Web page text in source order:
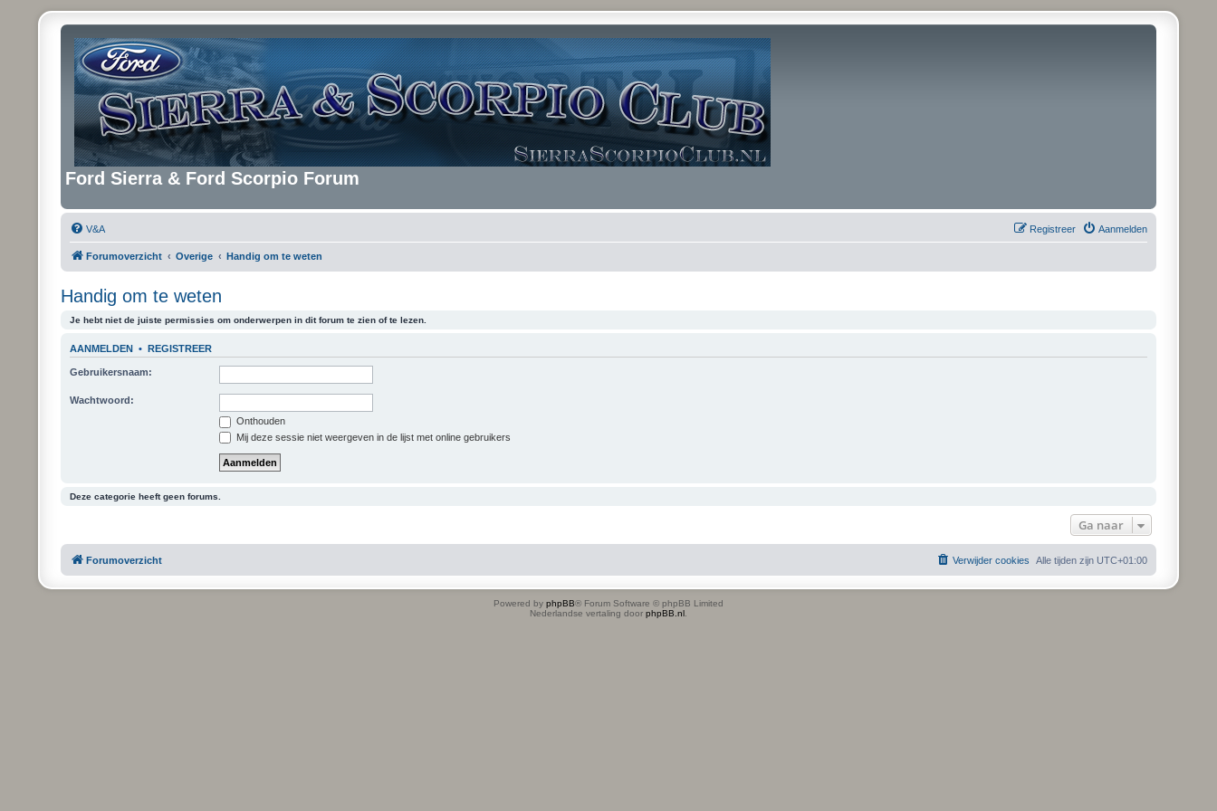
Ford Sierra & Ford Scorpio Forum
V&A Aanmelden
Registreer
Forumoverzicht Overige Handig om te weten
Handig om te weten
Je hebt niet de juiste permissies om onderwerpen in dit forum te zien of te lezen.
AANMELDEN •REGISTREER
Gebruikersnaam:
Wachtwoord:
Onthouden
Mij deze sessie niet weergeven in de lijst met online gebruikers
Deze categorie heeft geen forums.
Ga naar
Forumoverzicht Alle tijden zijn UTC+01:00
Verwijder cookies
Powered by phpBB® Forum Software © phpBB Limited
Nederlandse vertaling door phpBB.nl.